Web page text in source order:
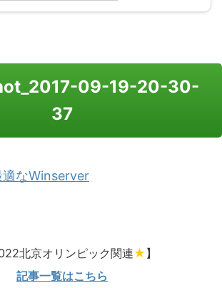
09-19-20-30-
37
適なWinserver
北京オリンピック関連★ 】
記事一覧はこちら